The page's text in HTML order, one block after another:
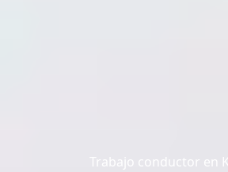
Trabajo conductor en